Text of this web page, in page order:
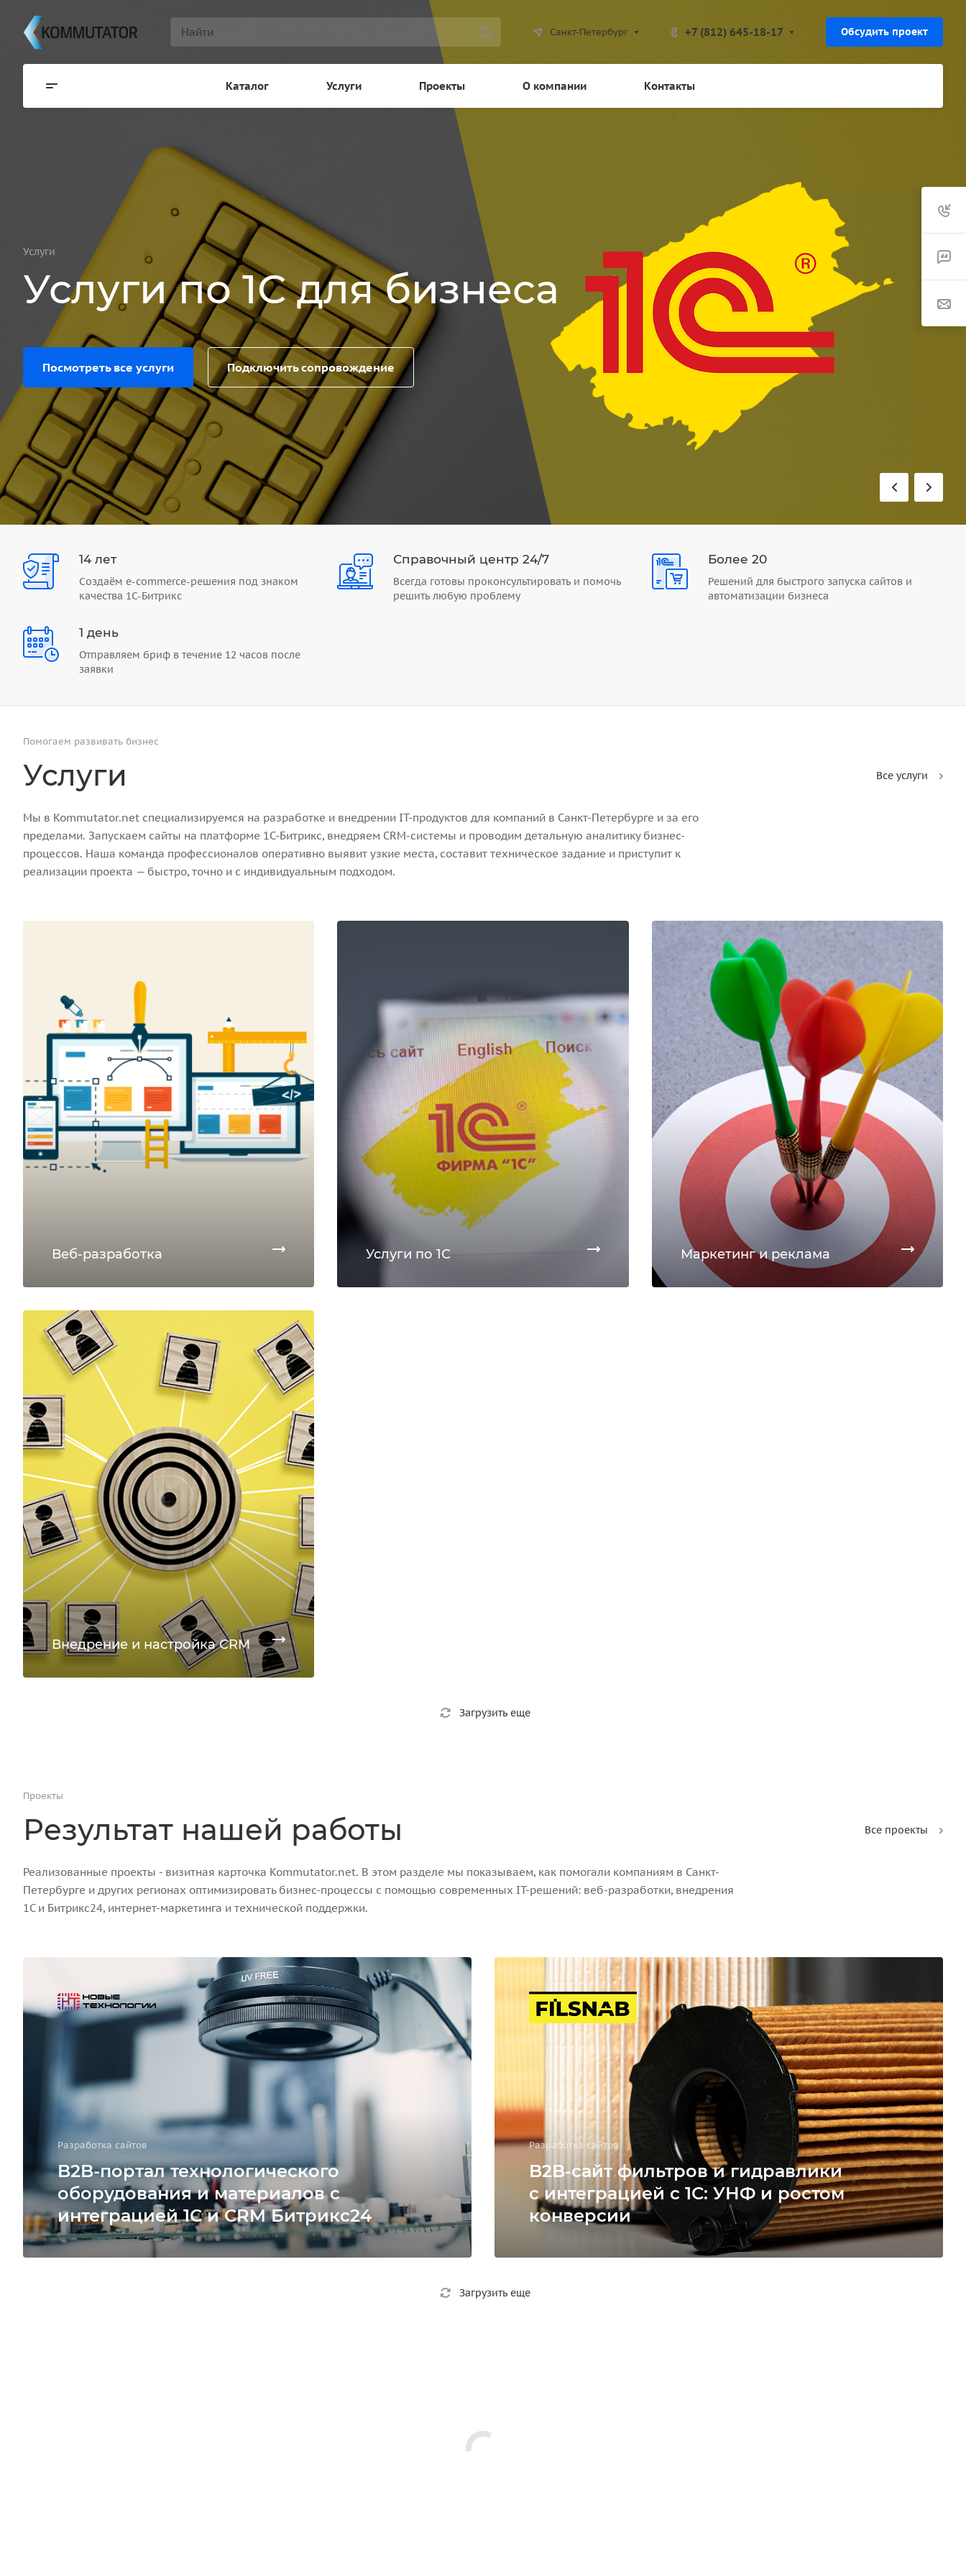
Санкт-Петербург +7 (812) 645-18-17 Обсудить проект
Каталог Услуги Проекты О компании Контакты
Услуги
Услуги по 1С для бизнеса
Посмотреть все услуги Подключить сопровождение
14 лет
Создаём e-commerce-решения под знаком
качества 1С-Битрикс
Справочный центр 24/7
Всегда готовы проконсультировать и помочь
решить любую проблему
Более 20
Решений для быстрого запуска сайтов и
автоматизации бизнеса
1 день
Отправляем бриф в течение 12 часов после
заявки
Помогаем развивать бизнес
Услуги Все услуги
Мы в Kommutator.net специализируемся на разработке и внедрении IT-продуктов для компаний в Санкт-Петербурге и за его
пределами. Запускаем сайты на платформе 1С-Битрикс, внедряем CRM-системы и проводим детальную аналитику бизнес-
процессов. Наша команда профессионалов оперативно выявит узкие места, составит техническое задание и приступит к
реализации проекта — быстро, точно и с индивидуальным подходом.
Веб-разработка Услуги по 1С Маркетинг и реклама
Внедрение и настройка CRM
Загрузить еще
Проекты
Результат нашей работы Все проекты
Реализованные проекты - визитная карточка Kommutator.net. В этом разделе мы показываем, как помогали компаниям в Санкт-
Петербурге и других регионах оптимизировать бизнес-процессы с помощью современных IT-решений: веб-разработки, внедрения
1С и Битрикс24, интернет-маркетинга и технической поддержки.
Разработка сайтов
B2B-портал технологического
оборудования и материалов с
интеграцией 1С и CRM Битрикс24
Разработка сайтов
B2B-сайт фильтров и гидравлики
с интеграцией с 1С: УНФ и ростом
конверсии
Загрузить еще